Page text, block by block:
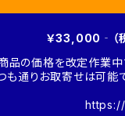
￥33,000‐（
の価格を改定作業中
も通りお取寄せは可能